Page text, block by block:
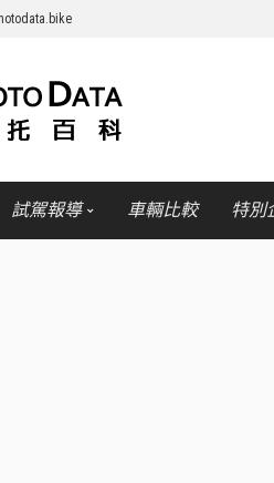
試駕報導 車輛比較 特別